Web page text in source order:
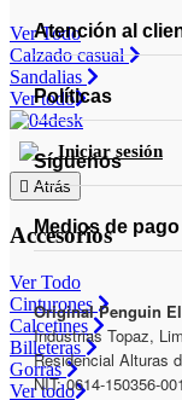
Ver Todo
Calzado casual
Sandalias
Ver todo
Iniciar sesión
Atrás
Accesorios
Ver Todo
Cinturones
Calcetines
Billeteras
Gorras
Ver todo
Atención al
Políticas
Síguenos
Medios de pago
Original Penguin
Industrias Topaz,
Residencial Alturas
NIT: 0614-150356-